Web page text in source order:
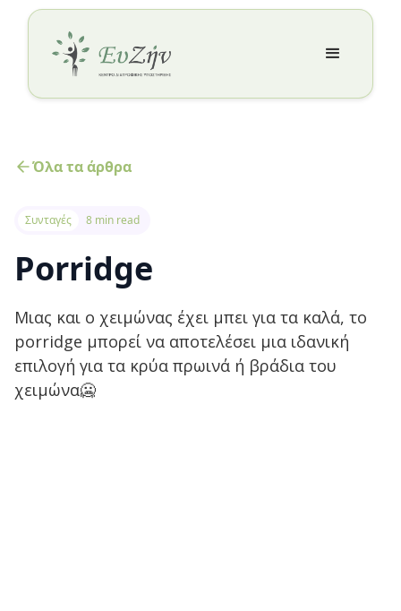
Όλα τα άρθρα
Συνταγές 8 min read
Porridge
Μιας και ο χειμώνας έχει μπει για τα καλά, το
porridge μπορεί να αποτελέσει μια ιδανική
επιλογή για τα κρύα πρωινά ή βράδια του
χειμώνα🥶